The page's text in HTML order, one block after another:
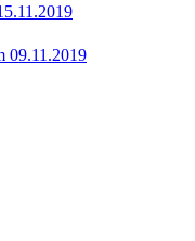
09.11.2019